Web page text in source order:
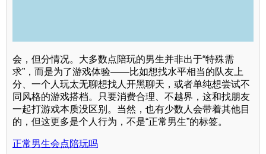
会，但分情况。大多数点陪玩的男生并非出于“特殊需
求”，而是为了游戏体验——比如想找水平相当的队友上
分、一个人玩太无聊想找人开黑聊天，或者单纯想尝试不
同风格的游戏搭档。只要消费合理、不越界，这和找朋友
一起打游戏本质没区别。当然，也有少数人会带着其他目
的，但这更多是个人行为，不是“正常男生”的标签。
正常男生会点陪玩吗